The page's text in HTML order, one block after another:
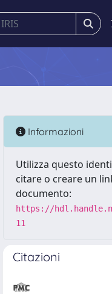
Informazioni
Utilizza questo
citare o creare un
documento:
https://
11
Citazioni